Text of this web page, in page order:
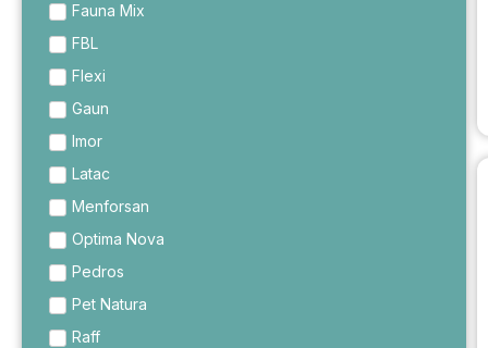
Fauna Mix
FBL
Flexi
Gaun
Imor
Latac
Menforsan
Optima Nova
Pedros
Pet Natura
Raff